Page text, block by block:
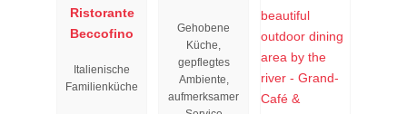
Ristorante
Beccofino
Italienische
Familienküche
"
Gehobene
Küche,
gepflegtes
Ambiente,
aufmerksamer